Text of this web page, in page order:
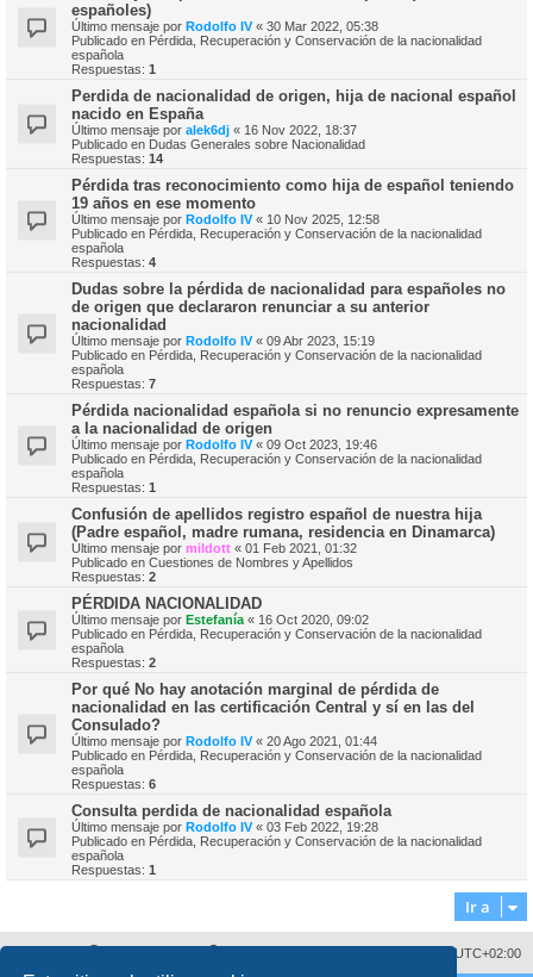
españoles)
Último mensaje por Rodolfo IV« 30 Mar 2022, 05:38
Publicado en Pérdida, Recuperación y Conservación de la nacionalidad
española
Respuestas: 1
Perdida de nacionalidad de origen, hija de nacional español
nacido en España
Último mensaje por alek6dj « 16 Nov 2022, 18:37
Publicado en Dudas Generales sobre Nacionalidad
Respuestas: 14
Pérdida tras reconocimiento como hija de español teniendo
19 años en ese momento
Último mensaje por Rodolfo IV« 10 Nov 2025, 12:58
Publicado en Pérdida, Recuperación y Conservación de la nacionalidad
española
Respuestas: 4
Dudas sobre la pérdida de nacionalidad para españoles no
de origen que declararon renunciar a su anterior
nacionalidad
Último mensaje por Rodolfo IV« 09 Abr 2023, 15:19
Publicado en Pérdida, Recuperación y Conservación de la nacionalidad
española
Respuestas: 7
Pérdida nacionalidad española si no renuncio expresamente
a la nacionalidad de origen
Último mensaje por Rodolfo IV« 09 Oct 2023, 19:46
Publicado en Pérdida, Recuperación y Conservación de la nacionalidad
española
Respuestas: 1
Confusión de apellidos registro español de nuestra hija
(Padre español, madre rumana, residencia en Dinamarca)
Último mensaje por mildott « 01 Feb 2021, 01:32
Publicado en Cuestiones de Nombres y Apellidos
Respuestas: 2
PÉRDIDA NACIONALIDAD
Último mensaje por Estefanía « 16 Oct 2020, 09:02
Publicado en Pérdida, Recuperación y Conservación de la nacionalidad
española
Respuestas: 2
Por qué No hay anotación marginal de pérdida de
nacionalidad en las certificación Central y sí en las del
Consulado?
Último mensaje por Rodolfo IV« 20 Ago 2021, 01:44
Publicado en Pérdida, Recuperación y Conservación de la nacionalidad
española
Respuestas: 6
Consulta perdida de nacionalidad española
Último mensaje por Rodolfo IV« 03 Feb 2022, 19:28
Publicado en Pérdida, Recuperación y Conservación de la nacionalidad
española
Respuestas: 1
Ir a
UTC+02:00